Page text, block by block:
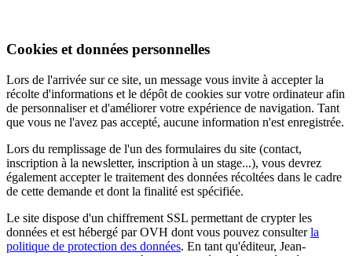
Cookies et données personnelles
Lors de l'arrivée sur ce site, un message vous invite à accepter la
récolte d'informations et le dépôt de cookies sur votre ordinateur afin
de personnaliser et d'améliorer votre expérience de navigation. Tant
que vous ne l'avez pas accepté, aucune information n'est enregistrée.
Lors du remplissage de l'un des formulaires du site (contact,
inscription à la newsletter, inscription à un stage...), vous devrez
également accepter le traitement des données récoltées dans le cadre
de cette demande et dont la finalité est spécifiée.
Le site dispose d'un chiffrement SSL permettant de crypter les
données et est hébergé par OVH dont vous pouvez consulterla
politique de protection des données. En tant qu'éditeur, Jean-